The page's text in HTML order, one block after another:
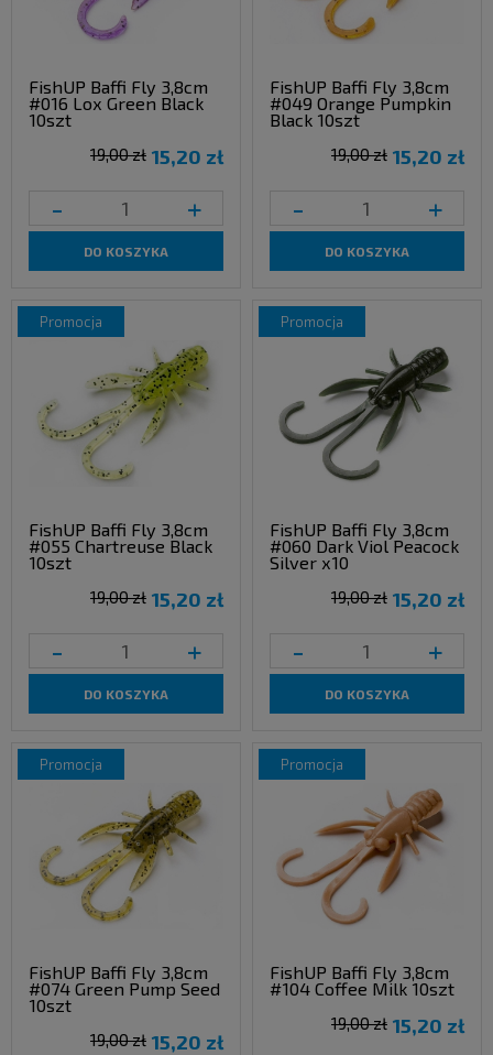
FishUP Baffi Fly 3,8cm
#016 Lox Green Black
10szt
15,20 zł
19,00 zł
- +
DO KOSZYKA
FishUP Baffi Fly 3,8cm
#049 Orange Pumpkin
Black 10szt
15,20 zł
19,00 zł
- +
DO KOSZYKA
FishUP Baffi Fly 3,8cm
#055 Chartreuse Black
10szt
15,20 zł
19,00 zł
- +
DO KOSZYKA
promocja
FishUP Baffi Fly 3,8cm
#060 Dark Viol Peacock
Silver x10
15,20 zł
19,00 zł
- +
DO KOSZYKA
promocja
FishUP Baffi Fly 3,8cm
#074 Green Pump Seed
10szt
15,20 zł
19,00 zł
promocja
FishUP Baffi Fly 3,8cm
#104 Coffee Milk 10szt
15,20 zł
19,00 zł
promocja